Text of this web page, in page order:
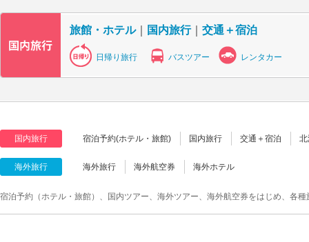
旅館・ホテル｜ 国内旅行｜ 交通＋宿泊
日帰り旅行 バスツアー レンタカー
国内旅行 宿泊予約(ホテル・旅館) 国内旅行 交通＋宿泊
海外旅行 海外旅行 海外航空券 海外ホテル
宿泊予約（ホテル・旅館）、国内ツアー、海外ツアー、海外航空券をはじめ、各